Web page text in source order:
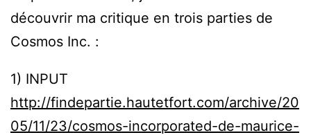
découvrir ma critique en trois parties de
Cosmos Inc. :
1) INPUT
http://findepartie.hautetfort.com/archive/20
05/11/23/cosmos-incorporated-de-maurice-